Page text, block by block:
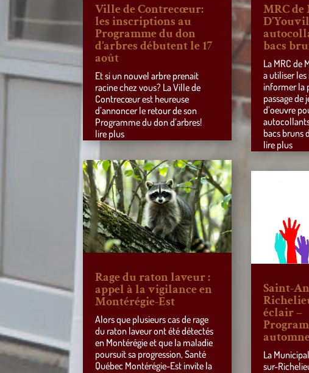
Ville de Contrecœur:
les inscriptions au
Programme du don
d’arbres débutent le 17
août
Et si un nouvel arbre prenait
racine chez vous? La Ville de
Contrecœur est heureuse
d’annoncer le retour de son
Programme du don d’arbres!
lire plus
Rage du raton laveur :
appel à la vigilance en
Montérégie-Est
Alors que plusieurs cas de rage
du raton laveur ont été détectés
en Montérégie et que la maladie
poursuit sa progression, Santé
Québec Montérégie-Est invite la
MRC
bacs
La MRC de
a utiliser
informer la
passage de
d’oeuvre
bacs bruns
lire plus
Saint-
éclair –
La
sur-